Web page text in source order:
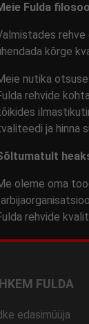
Fulda
rehve
kõrge
nutika
rehvide
ja hinna
oleme oma
rehvide
FULDA
edasimüüja